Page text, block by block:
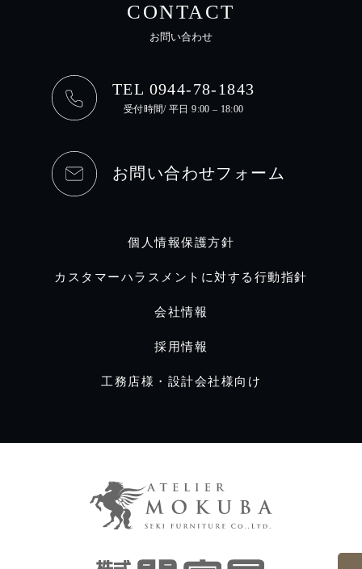
CONTACT
お問い合わせ
TEL 0944-78-1843
受付時間/ 平日 9:00 – 18:00
お問い合わせフォーム
個人情報保護方針
カスタマーハラスメントに対する行動指針
会社情報
採用情報
工務店様・設計会社様向け